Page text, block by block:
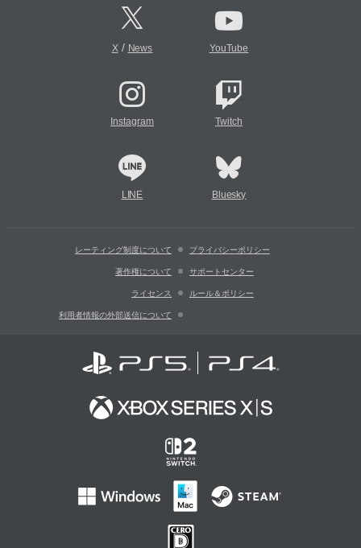
X/ News YouTube
Instagram Twitch
LINE Bluesky
レーティング制度について プライバシーポリシー
著作権について サポートセンター
ライセンス ルール＆ポリシー
利用者情報の外部送信について